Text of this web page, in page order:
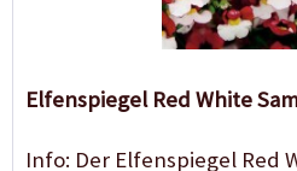
Elfenspiegel Red White
Info: Der Elfenspiegel Red